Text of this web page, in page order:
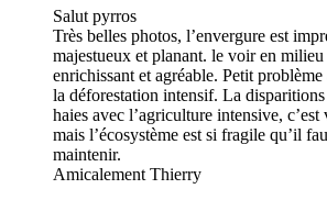
Salut pyrros
Très belles photos, l’envergure est
majestueux et planant. le voir en
enrichissant et agréable. Petit
la déforestation intensif. La disparitions
haies avec l’agriculture intensive,
mais l’écosystème est si fragile qu’il
maintenir.
Amicalement Thierry